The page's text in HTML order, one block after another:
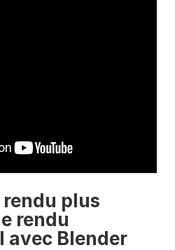
plus
rendu
Blender